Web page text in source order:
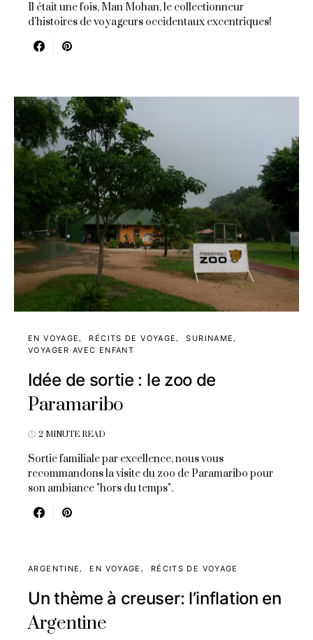
Il était une fois, Man Mohan, le collectionneur
d'histoires de voyageurs occidentaux excentriques!
EN VOYAGE RÉCITS DE VOYAGE
SURINAME
VOYAGER AVEC ENFANT
Idée de sortie : le zoo de
Paramaribo
2 MINUTE READ
Sortie familiale par excellence, nous vous
recommandons la visite du zoo de Paramaribo pour
son ambiance "hors du temps".
ARGENTINE EN VOYAGE RÉCITS DE VOYAGE
Un thème à creuser: l’inflation en
Argentine